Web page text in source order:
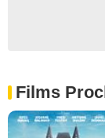
Films